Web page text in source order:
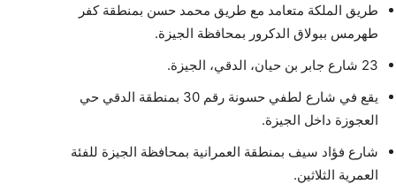
طريق الملكة متعامد مع طريق محمد حسن بمنطقة كفر
طهرمس ببولاق الدكرور بمحافظة الجيزة.
23 شارع جابر بن حيان، الدقي، الجيزة.
يقع في شارع لطفي حسونة رقم 30 بمنطقة الدقي حي
العجوزة داخل الجيزة.
شارع فؤاد سيف بمنطقة العمرانية بمحافظة الجيزة للفئة
العمرية الثلاثين.